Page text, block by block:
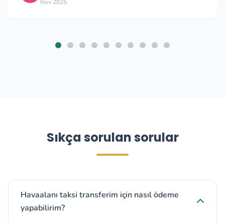
Nov 2025
Sıkça sorulan sorular
Havaalanı taksi transferim için nasıl ödeme
yapabilirim?